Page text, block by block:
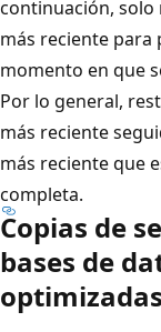
continuación, solo
más reciente para
momento en que
Por lo general,
más reciente
más reciente que
completa.
Copias de
bases de